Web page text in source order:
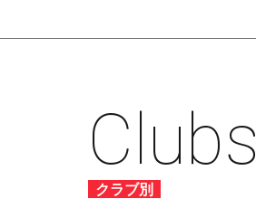
Clubs
クラブ別